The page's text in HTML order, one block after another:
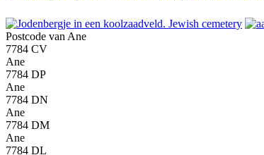
Postcode van Ane
7784 CV
Ane
7784 DP
Ane
7784 DN
Ane
7784 DM
Ane
7784 DL